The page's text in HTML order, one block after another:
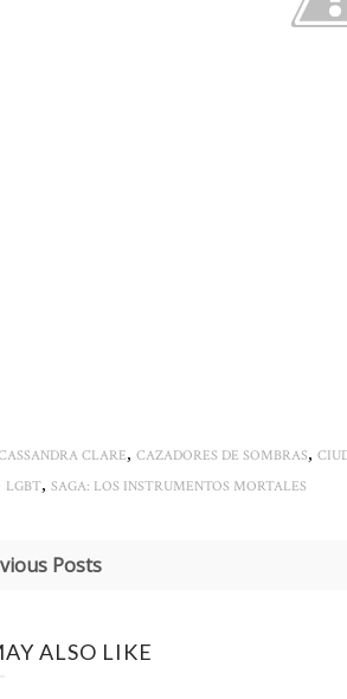
CLARE, CAZADORES DE SOMBRAS,
LGBT, SAGA: LOS INSTRUMENTOS MORTALES
Posts
ALSO LIKE